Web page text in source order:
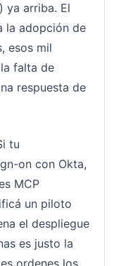
ya arriba. El
la adopción de
esos mil
falta de
respuesta de
tu
on con Okta,
MCP
un piloto
el despliegue
es justo la
ordenes los